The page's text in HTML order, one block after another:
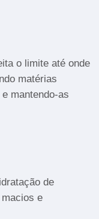
o limite até onde
matérias
mantendo-as
de
e